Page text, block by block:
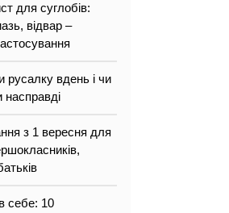
для суглобів:
відвар –
русалку вдень і чи
насправді
з 1 вересня для
себе: 10